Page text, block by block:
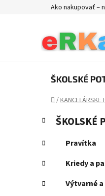
Ako nakupovať –
ŠKOLSKÉ
Domov
/KANCELÁRSKE
B
č
ý
p
Preskočiť
kategórie
K
a
e
g
ó
r
ŠKOLSKÉ
Pravítka
Kriedy a
Výtvarné